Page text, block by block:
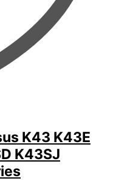
K43 K43E
K43SJ